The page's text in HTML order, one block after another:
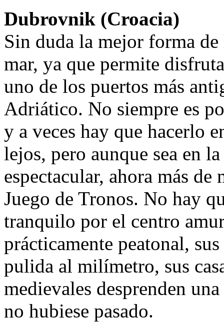
Dubrovnik (Croacia)
Sin duda la mejor forma
mar, ya que permite
uno de los puertos más
Adriático. No siempre es
y a veces hay que hacerlo
lejos, pero aunque sea en
espectacular, ahora más de
Juego de Tronos. No hay
tranquilo por el centro
prácticamente peatonal,
pulida al milímetro, sus
medievales desprenden
no hubiese pasado.